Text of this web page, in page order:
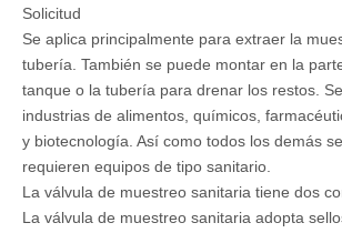
Solicitud
Se aplica principalmente para extraer la
tubería. También se puede montar en la
tanque o la tubería para drenar los restos.
industrias de alimentos, químicos,
y biotecnología. Así como todos los demás
requieren equipos de tipo sanitario.
La válvula de muestreo sanitaria tiene dos
La válvula de muestreo sanitaria adopta